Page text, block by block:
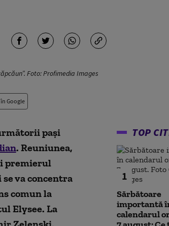
Foto: Profimedia Images
Google
pași
. Reuniunea,
premierul
va concentra
comun la
Elysee. La
TOP
1
Sărbătoare
importantă
calendarul